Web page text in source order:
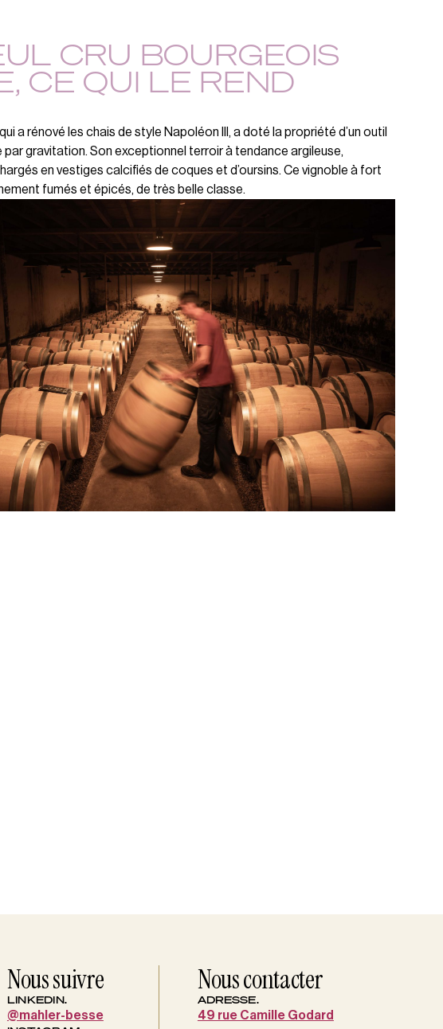
CRU BOURGEOIS
CE QUI LE REND
a rénové les chais de style Napoléon III, a doté la propriété d’un outil
gravitation. Son exceptionnel terroir à tendance argileuse,
en vestiges calcifiés de coques et d’oursins. Ce vignoble à fort
fumés et épicés, de très belle classe.
Nous suivre
LINKEDIN.
@mahler-besse
Nous contacter
ADRESSE.
49 rue Camille Godard